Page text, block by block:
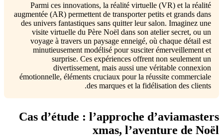
Parmi ces innovations, la réalité virtuelle (VR) et la réalité
augmentée (AR) permettent de transporter petits et grands dans
des univers fantastiques sans quitter leur salon. Imaginez une
visite virtuelle du Père Noël dans son atelier secret, ou un
voyage à travers un paysage enneigé, où chaque détail est
minutieusement modélisé pour susciter émerveillement et
surprise. Ces expériences offrent non seulement un
divertissement, mais aussi une véritable connexion
émotionnelle, éléments cruciaux pour la réussite commerciale
des marques et la fidélisation des clients.
Cas d’étude : l’approche d’aviamasters
xmas, l’aventure de Noël